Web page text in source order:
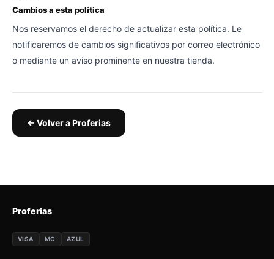
Cambios a esta política
Nos reservamos el derecho de actualizar esta política. Le
notificaremos de cambios significativos por correo electrónico
o mediante un aviso prominente en nuestra tienda.
← Volver aProferias
Proferias
VISA MC AZUL